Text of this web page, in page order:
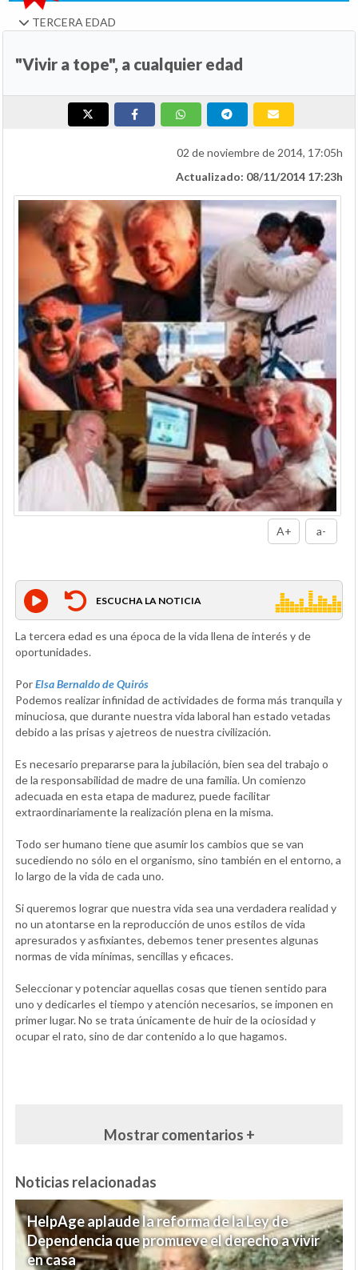
TERCERA EDAD
"Vivir a tope", a cualquier edad
02 de noviembre de 2014, 17:05h
Actualizado: 08/11/2014 17:23h
A+ a-
ESCUCHA LA NOTICIA
La tercera edad es una época de la vida llena de interés y de
oportunidades.
PorElsa Bernaldo de Quirós
Podemos realizar infinidad de actividades de forma más tranquila y
minuciosa, que durante nuestra vida laboral han estado vetadas
debido a las prisas y ajetreos de nuestra civilización.
Es necesario prepararse para la jubilación, bien sea del trabajo o
de la responsabilidad de madre de una familia. Un comienzo
adecuada en esta etapa de madurez, puede facilitar
extraordinariamente la realización plena en la misma.
Todo ser humano tiene que asumir los cambios que se van
sucediendo no sólo en el organismo, sino también en el entorno, a
lo largo de la vida de cada uno.
Si queremos lograr que nuestra vida sea una verdadera realidad y
no un atontarse en la reproducción de unos estilos de vida
apresurados y asfixiantes, debemos tener presentes algunas
normas de vida mínimas, sencillas y eficaces.
Seleccionar y potenciar aquellas cosas que tienen sentido para
uno y dedicarles el tiempo y atención necesarios, se imponen en
primer lugar. No se trata únicamente de huir de la ociosidad y
ocupar el rato, sino de dar contenido a lo que hagamos.
Mostrar comentarios +
Noticias relacionadas
HelpAge aplaude la reforma de la Ley de
Dependencia que promueve el derecho a vivir
en casa